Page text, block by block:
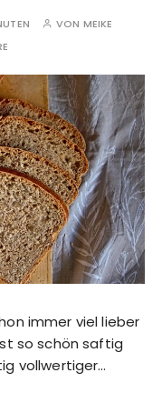
VON MEIKE
immer viel lieber
so schön saftig
vollwertiger…